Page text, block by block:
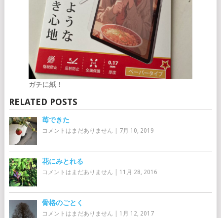
ガチに紙！
RELATED POSTS
苺できた
コメントはまだありません 7月 10, 2019
花にみとれる
コメントはまだありません 11月 28, 2016
骨格のごとく
コメントはまだありません 1月 12, 2017